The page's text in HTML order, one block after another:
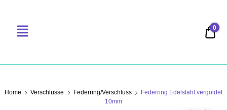
0
Home Verschlüsse Federring/Verschluss
Federring Edelstahl vergoldet
10mm